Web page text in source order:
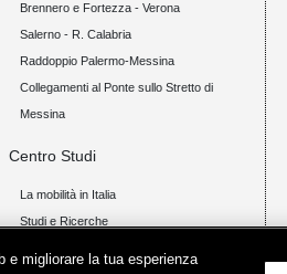
Brennero e Fortezza - Verona
Salerno - R. Calabria
Raddoppio Palermo-Messina
Collegamenti al Ponte sullo Stretto di
Messina
Centro Studi
La mobilità in Italia
Studi e Ricerche
e migliorare la tua esperienza